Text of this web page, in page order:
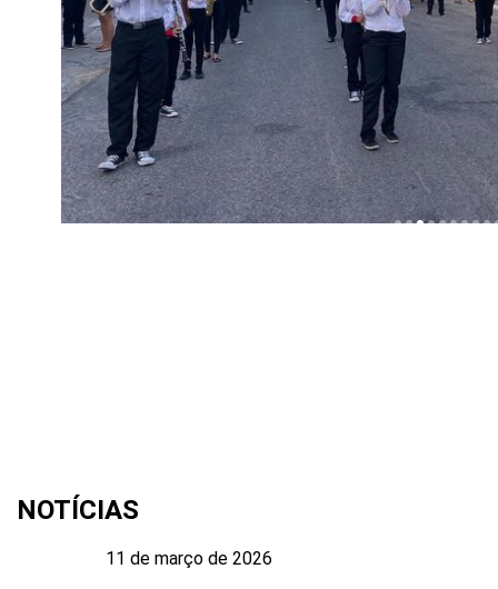
NOTÍCIAS
11 de março de 2026